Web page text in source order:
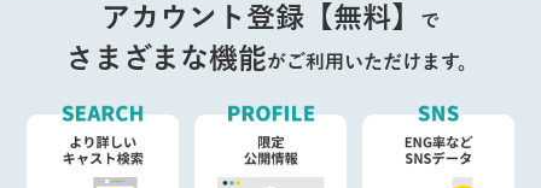
アカウント登録【無料】 で
さまざまな機能がご利用いただけます。